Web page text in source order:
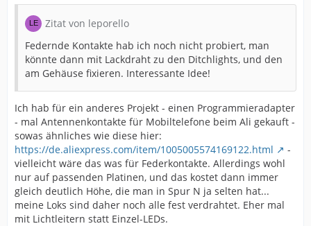
Zitat von leporello
Federnde Kontakte hab ich noch nicht probiert, man
könnte dann mit Lackdraht zu den Ditchlights, und den
am Gehäuse fixieren. Interessante Idee!
Ich hab für ein anderes Projekt - einen Programmieradapter
- mal Antennenkontakte für Mobiltelefone beim Ali gekauft -
sowas ähnliches wie diese hier:
https://de.aliexpress.com/item/1005005574169122.html
-
vielleicht wäre das was für Federkontakte. Allerdings wohl
nur auf passenden Platinen, und das kostet dann immer
gleich deutlich Höhe, die man in Spur N ja selten hat...
meine Loks sind daher noch alle fest verdrahtet. Eher mal
mit Lichtleitern statt Einzel-LEDs.